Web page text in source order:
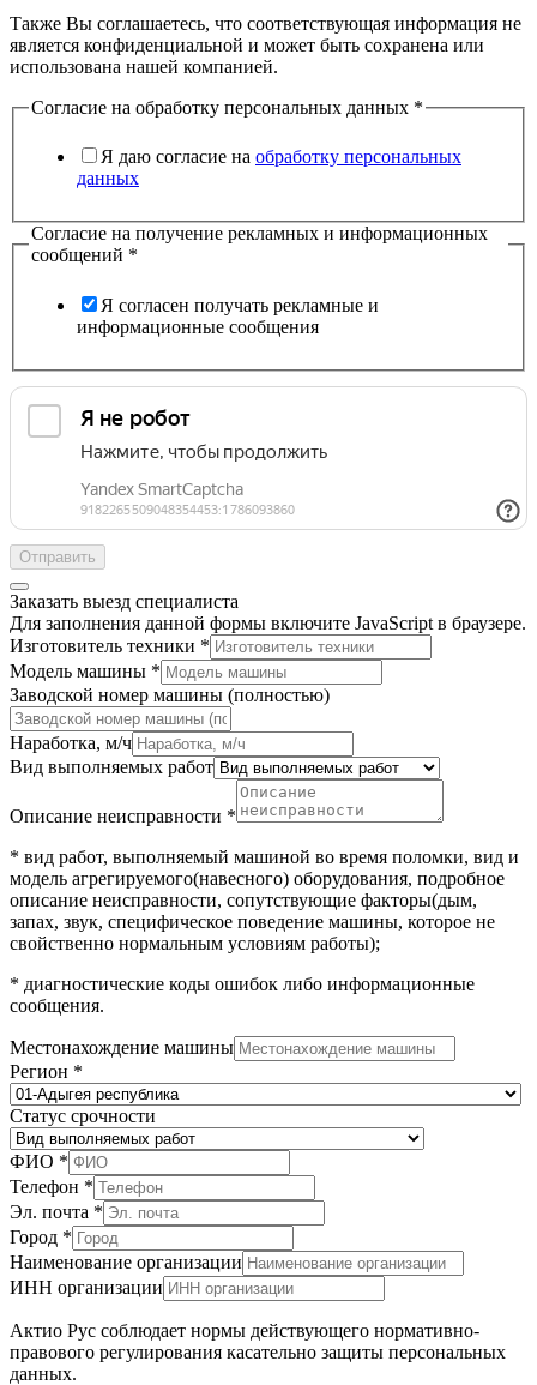
Также Вы соглашаетесь, что соответствующая информация не
является конфиденциальной и может быть сохранена или
использована нашей компанией.
Согласие на обработку персональных данных *
Я даю согласие на обработку персональных
данных
Согласие на получение рекламных и информационных
сообщений *
Я согласен получать рекламные и
информационные сообщения
Отправить
Заказать выезд специалиста
Для заполнения данной формы включите JavaScript в браузере.
Изготовитель техники *
Модель машины *
Заводской номер машины (полностью)
Согласие
Наименование
Наработка, м/ч
Вид выполняемых работ
Описание неисправности *
* вид работ, выполняемый машиной во время поломки, вид и
модель агрегируемого(навесного) оборудования, подробное
описание неисправности, сопутствующие факторы(дым,
запах, звук, специфическое поведение машины, которое не
свойственно нормальным условиям работы);
* диагностические коды ошибок либо информационные
сообщения.
Местонахождение машины
Регион *
Статус срочности
ФИО *
Телефон *
Эл. почта *
Город *
Наименование организации
ИНН организации
Актио Рус соблюдает нормы действующего нормативно-
правового регулирования касательно защиты персональных
данных.